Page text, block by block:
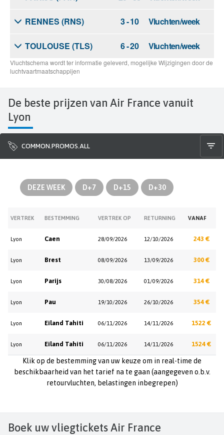
De beste prijzen van Air France vanuit
Lyon
COMMON.PROMOS.ALL
DEZE WEEK D+7 D+15 D+30
VERTREK BESTEMMING VERTREK OP RETURNING VANAF
Lyon Caen 28/09/2026 12/10/2026 243 €
Lyon Brest 08/09/2026 13/09/2026 300 €
Lyon Parijs 30/08/2026 01/09/2026 314 €
Lyon Pau 19/10/2026 26/10/2026 354 €
Lyon Eiland Tahiti 06/11/2026 14/11/2026 1522 €
Lyon Eiland Tahiti 06/11/2026 14/11/2026 1524 €
Klik op de bestemming van uw keuze om in real-time de
beschikbaarheid van het tarief na te gaan (aangegeven o.b.v.
retourvluchten, belastingen inbegrepen)
Boek uw vliegtickets Air France